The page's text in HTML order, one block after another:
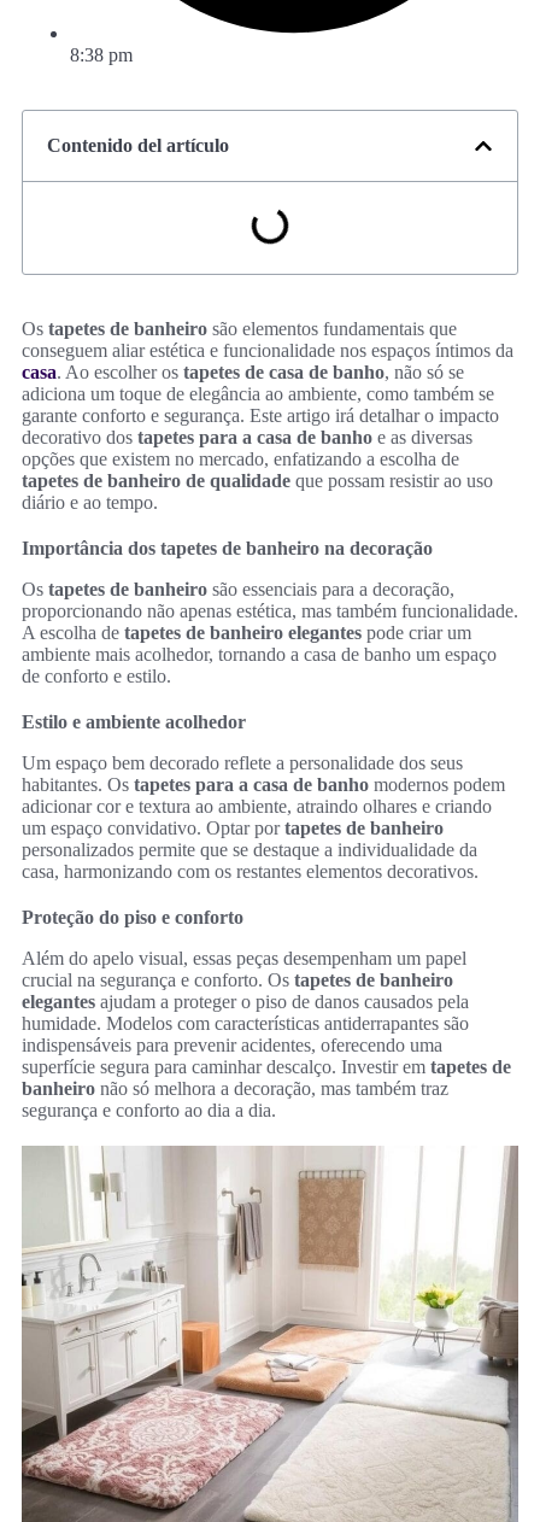
8:38 pm
Contenido del artículo
Os tapetes de banheiro são elementos fundamentais que
conseguem aliar estética e funcionalidade nos espaços íntimos da
casa. Ao escolher os tapetes de casa de banho, não só se
adiciona um toque de elegância ao ambiente, como também se
garante conforto e segurança. Este artigo irá detalhar o impacto
decorativo dos tapetes para a casa de banho e as diversas
opções que existem no mercado, enfatizando a escolha de
tapetes de banheiro de qualidade que possam resistir ao uso
diário e ao tempo.
Importância dos tapetes de banheiro na decoração
Os tapetes de banheiro são essenciais para a decoração,
proporcionando não apenas estética, mas também funcionalidade.
A escolha de tapetes de banheiro elegantes pode criar um
ambiente mais acolhedor, tornando a casa de banho um espaço
de conforto e estilo.
Estilo e ambiente acolhedor
Um espaço bem decorado reflete a personalidade dos seus
habitantes. Os tapetes para a casa de banho modernos podem
adicionar cor e textura ao ambiente, atraindo olhares e criando
um espaço convidativo. Optar portapetes de banheiro
personalizados permite que se destaque a individualidade da
casa, harmonizando com os restantes elementos decorativos.
Proteção do piso e conforto
Além do apelo visual, essas peças desempenham um papel
crucial na segurança e conforto. Os tapetes de banheiro
elegantes ajudam a proteger o piso de danos causados pela
humidade. Modelos com características antiderrapantes são
indispensáveis para prevenir acidentes, oferecendo uma
superfície segura para caminhar descalço. Investir em tapetes de
banheiro não só melhora a decoração, mas também traz
segurança e conforto ao dia a dia.